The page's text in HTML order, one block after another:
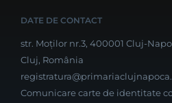
DATE DE CONTACT
str. Moților nr.3, 400001 Cluj-
Cluj, România
Comunicare carte de identitate